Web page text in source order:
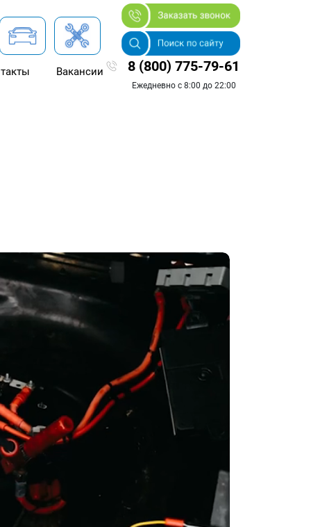
Вакансии 8 (800) 775-79-61
Ежедневно с 8:00 до 22:00